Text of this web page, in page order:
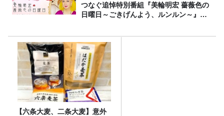
つなぐ追悼特別番組『美輪明宏 薔薇色の
日曜日～ごきげんよう、ルンルン～』
【六条大麦、二条大麦】意外